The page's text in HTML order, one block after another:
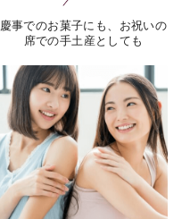
慶事でのお菓子にも、お祝いの
席での手土産としても